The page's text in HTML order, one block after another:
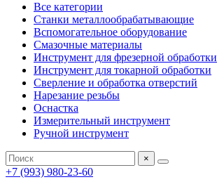
Все категории
Станки металлообрабатывающие
Вспомогательное оборудование
Смазочные материалы
Инструмент для фрезерной обработки
Инструмент для токарной обработки
Сверление и обработка отверстий
Нарезание резьбы
Оснастка
Измерительный инструмент
Ручной инструмент
×
+7 (993) 980-23-60